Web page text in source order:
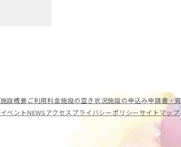
施設概要ご利用料金施設の空き状況施設の申込み申請書・
ベントNEWSアクセスプライバシーポリシーサイトマップ